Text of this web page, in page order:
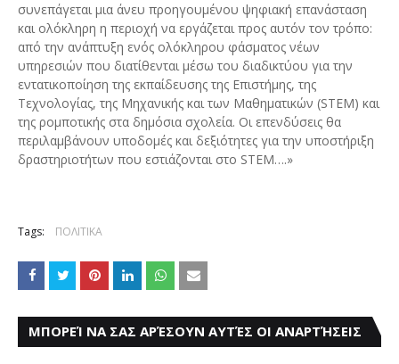
συνεπάγεται μια άνευ προηγουμένου ψηφιακή επανάσταση
και ολόκληρη η περιοχή να εργάζεται προς αυτόν τον τρόπο:
από την ανάπτυξη ενός ολόκληρου φάσματος νέων
υπηρεσιών που διατίθενται μέσω του διαδικτύου για την
εντατικοποίηση της εκπαίδευσης της Επιστήμης, της
Τεχνολογίας, της Μηχανικής και των Μαθηματικών (STEM) και
της ρομποτικής στα δημόσια σχολεία. Οι επενδύσεις θα
περιλαμβάνουν υποδομές και δεξιότητες για την υποστήριξη
δραστηριοτήτων που εστιάζονται στο STEM….»
Tags: ΠΟΛΙΤΙΚΑ
ΜΠΟΡΕΊ ΝΑ ΣΑΣ ΑΡΈΣΟΥΝ ΑΥΤΈΣ ΟΙ ΑΝΑΡΤΉΣΕΙΣ